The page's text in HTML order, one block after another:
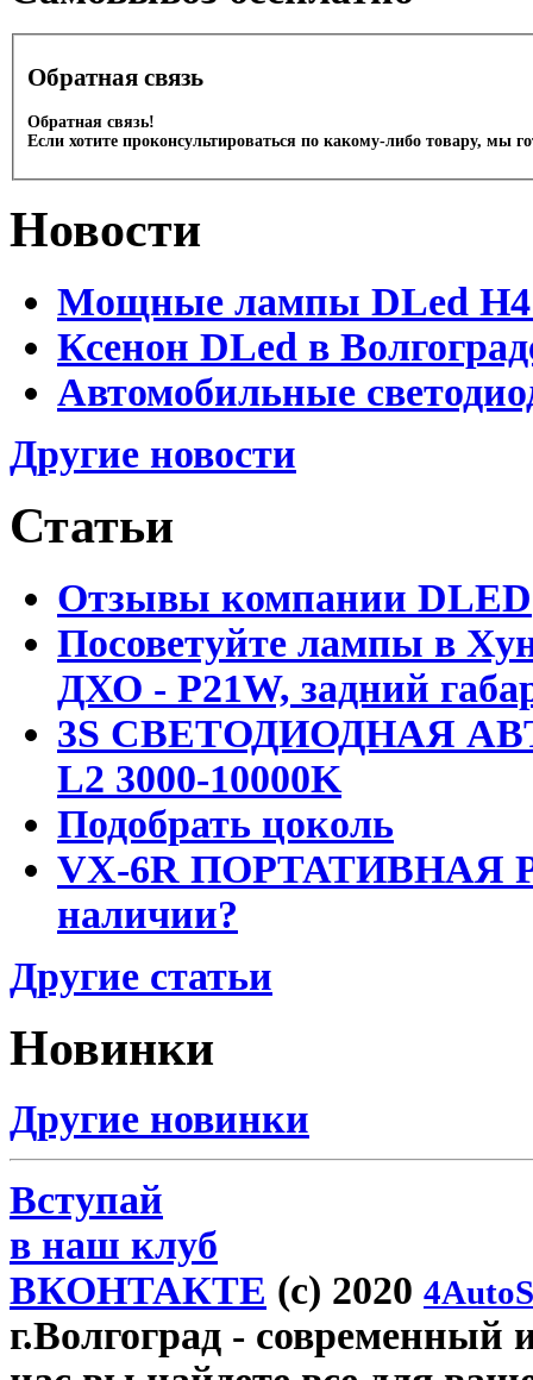
Обратная связь
Обратная связь!
Если хотите проконсультироваться по какому-либо товару, мы
Новости
Мощные лампы DLed H4
Ксенон DLed в
Автомобильные
Другие новости
Статьи
Отзывы компании DLED
Посоветуйте лампы в
ДХО - P21W, задний
3S СВЕТОДИОДНАЯ
L2 3000-10000K
Подобрать цоколь
VX-6R ПОРТАТИВНАЯ
наличии?
Другие статьи
Новинки
Другие новинки
Вступай
в наш клуб
ВКОНТАКТЕ (c) 2020
г.Волгоград - современный